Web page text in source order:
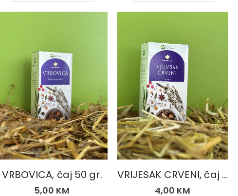
ČAJEVI
VRBOVICA, čaj 50 gr.
5,00 KM
ČAJEVI
VRIJESAK CRVENI, čaj 50 gr.
4,00 KM